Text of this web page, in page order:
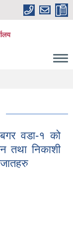
वडा-१ को
तथा निकाशी